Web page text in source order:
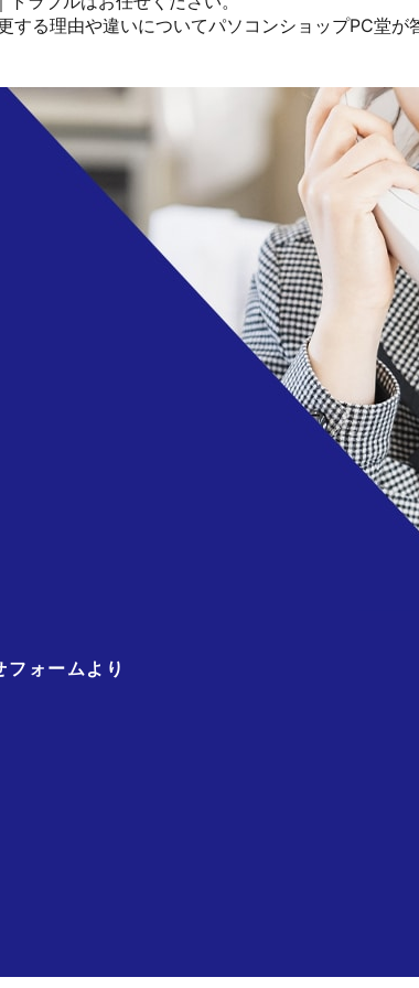
する理由や違いについてパソコンショップPC堂が
ォームより